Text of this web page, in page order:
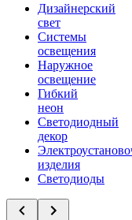
Дизайнерский
свет
Системы
освещения
Наружное
освещение
Гибкий
неон
Светодиодный
декор
изделия
Светодиоды